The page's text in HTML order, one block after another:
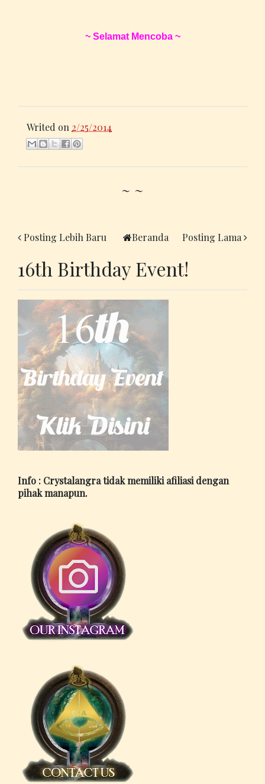
~ Selamat Mencoba ~
Writed on 2/25/2014
~ ~
Posting Lebih Baru Posting Lama
Beranda
16th Birthday Event!
Info : Crystalangra tidak memiliki afiliasi dengan
pihak manapun.